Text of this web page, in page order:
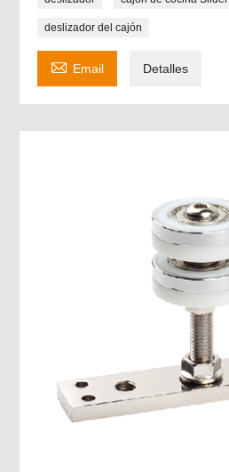
deslizador del cajón
 Email Detalles